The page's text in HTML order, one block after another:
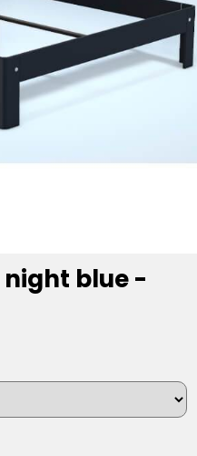
blue -